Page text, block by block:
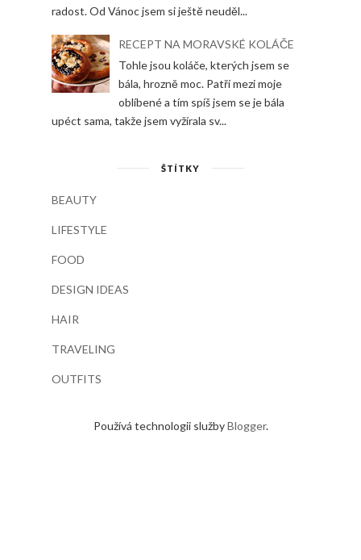
radost. Od Vánoc jsem si ještě neuděl...
RECEPT NA MORAVSKÉ KOLÁČE
Tohle jsou koláče, kterých jsem se
bála, hrozně moc. Patří mezi moje
oblíbené a tím spíš jsem se je bála
upéct sama, takže jsem vyžírala sv...
ŠTÍTKY
BEAUTY
LIFESTYLE
FOOD
DESIGN IDEAS
HAIR
TRAVELING
OUTFITS
Používá technologii službyBlogger.